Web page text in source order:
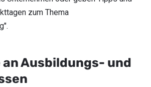
zum Thema
an Ausbildungs- und